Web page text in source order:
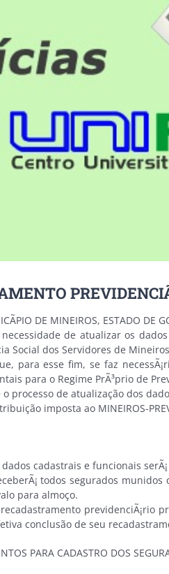
DE MINEIROS, ESTADO
de atualizar os
Social dos Servidores de
para esse fim, se faz
para o Regime PrÃ³prio de
o processo de atualização dos
imposta ao MINEIROS-
cadastrais e funcionais
todos segurados
para almoço.
previdenciÃ¡rio
conclusão de seu
PARA CADASTRO DOS